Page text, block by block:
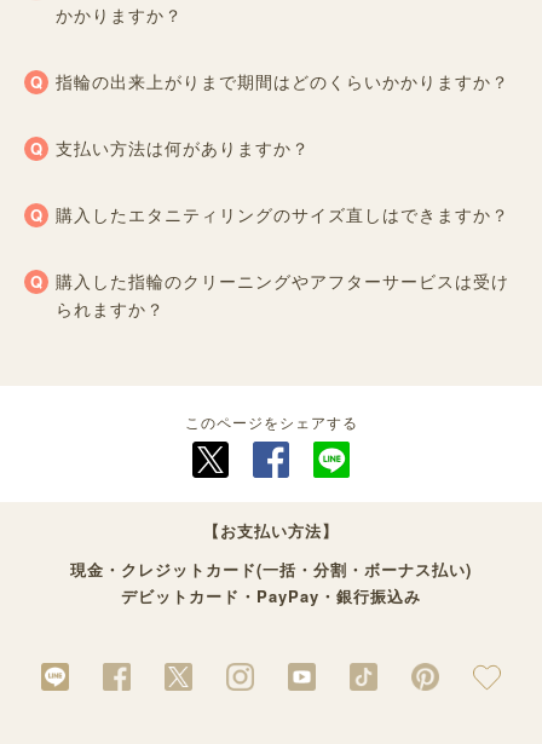
かかりますか？
指輪の出来上がりまで期間はどのくらいかかりますか？
支払い方法は何がありますか？
購入したエタニティリングのサイズ直しはできますか？
購入した指輪のクリーニングやアフターサービスは受け
られますか？
このページをシェアする
【お支払い方法】
現金・クレジットカード(一括・分割・ボーナス払い)
デビットカード・PayPay・銀行振込み